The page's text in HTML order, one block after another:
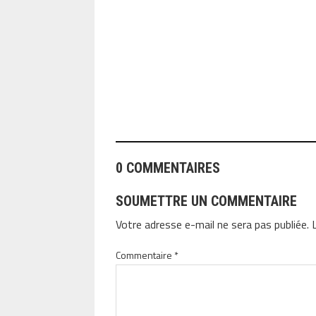
0 COMMENTAIRES
SOUMETTRE UN COMMENTAIRE
Votre adresse e-mail ne sera pas publiée.
Commentaire *